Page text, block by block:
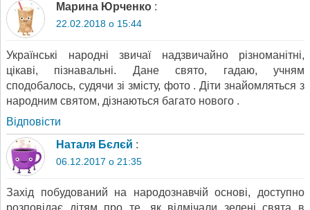
Марина Юрченко :
22.02.2018 о 15:44
Українські народні звичаї надзвичайно різноманітні,
цікаві, пізнавальні. Дане свято, гадаю, учням
сподобалось, судячи зі змісту, фото . Діти знайомляться з
народним святом, дізнаються багато нового .
Відповіcти
Наталя Бєлєй :
06.12.2017 о 21:35
Захід побудований на народознавчій основі, доступно